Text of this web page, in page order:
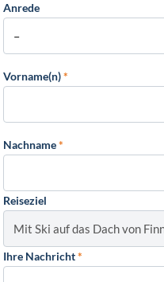
Anrede
Vorname(n)*
Nachname*
Reiseziel
Ihre Nachricht*